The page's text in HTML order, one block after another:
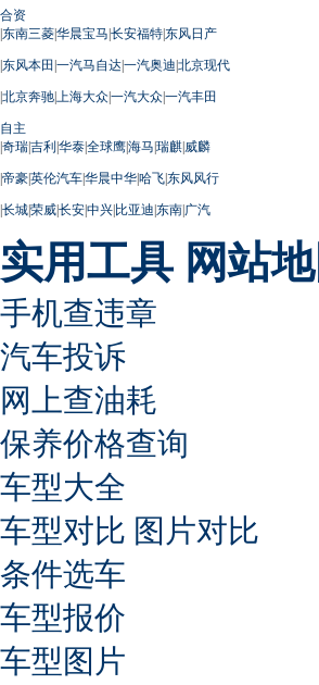
合资
|东南三菱|华晨宝马|长安福特|东风日产
|东风本田 |一汽马自达|一汽奥迪|北京现代
|北京奔驰| 上海大众|一汽大众|一汽丰田
自主
|奇瑞|吉利|华泰|全球鹰|海马|瑞麒|威麟
|帝豪|英伦汽车|华晨中华|哈飞|东风风行
|长城|荣威|长安|中兴|比亚迪|东南|广汽
实用工具 网站
手机查违章
汽车投诉
网上查油耗
保养价格查询
车型大全
车型对比 图片对比
条件选车
车型报价
车型图片